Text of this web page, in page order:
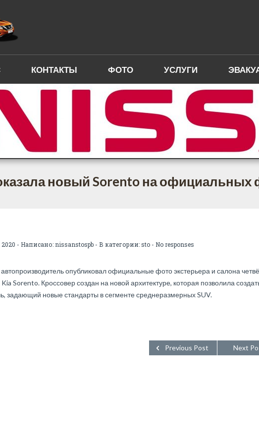
КОНТАКТЫ ФОТО УСЛУГИ
новый Sorento на официальных
2020 - Написано: nissanstospb - В категории:sto - No responses
опубликовал официальные фото экстерьера и салона
Sorento. Кроссовер создан на новой архитектуре, которая позволила
задающий новые стандарты в сегменте среднеразмерных SUV.
Next
Previous Post